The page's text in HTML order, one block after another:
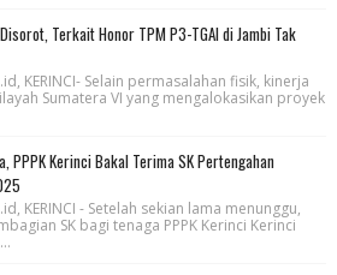
Terkait Honor TPM P3-TGAI di Jambi Tak
KERINCI- Selain permasalahan fisik, kinerja
Sumatera VI yang mengalokasikan proyek
PPPK Kerinci Bakal Terima SK Pertengahan
KERINCI - Setelah sekian lama menunggu,
SK bagi tenaga PPPK Kerinci Kerinci